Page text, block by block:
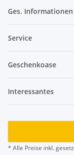
Ges. Informationen
Service
Geschenkoase
Interessantes
* Alle Preise inkl.